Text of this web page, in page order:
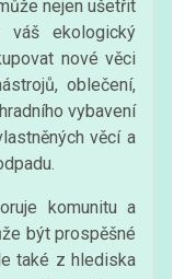
nejen ušetřit
váš ekologický
nové věci
oblečení,
vybavení
věcí a
komunitu a
být prospěšné
také z hlediska